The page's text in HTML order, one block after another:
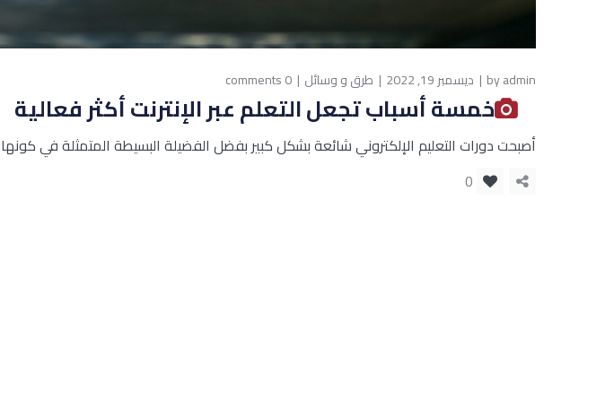
byadmin ديسمبر 19, 2022 طرق و وسائل 0 comments
خمسة أسباب تجعل التعلم عبر الإنترنت أكثر فعالية
أصبحت دورات التعليم الإلكتروني شائعة بشكل كبير بفضل الفضيلة البسيطة المتمثلة في كونها
0